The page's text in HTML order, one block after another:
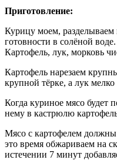
Приготовление:
Курицу моем, разделываем
готовности в солёной
Картофель, лук, морковь
Картофель нарезаем
крупной тёрке, а лук
Когда куриное мясо будет
нему в кастрюлю
Мясо с картофелем должны
это время обжариваем на
истечении 7 минут